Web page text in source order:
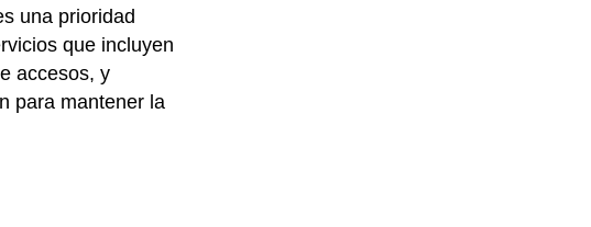
una prioridad
que incluyen
accesos, y
para mantener la